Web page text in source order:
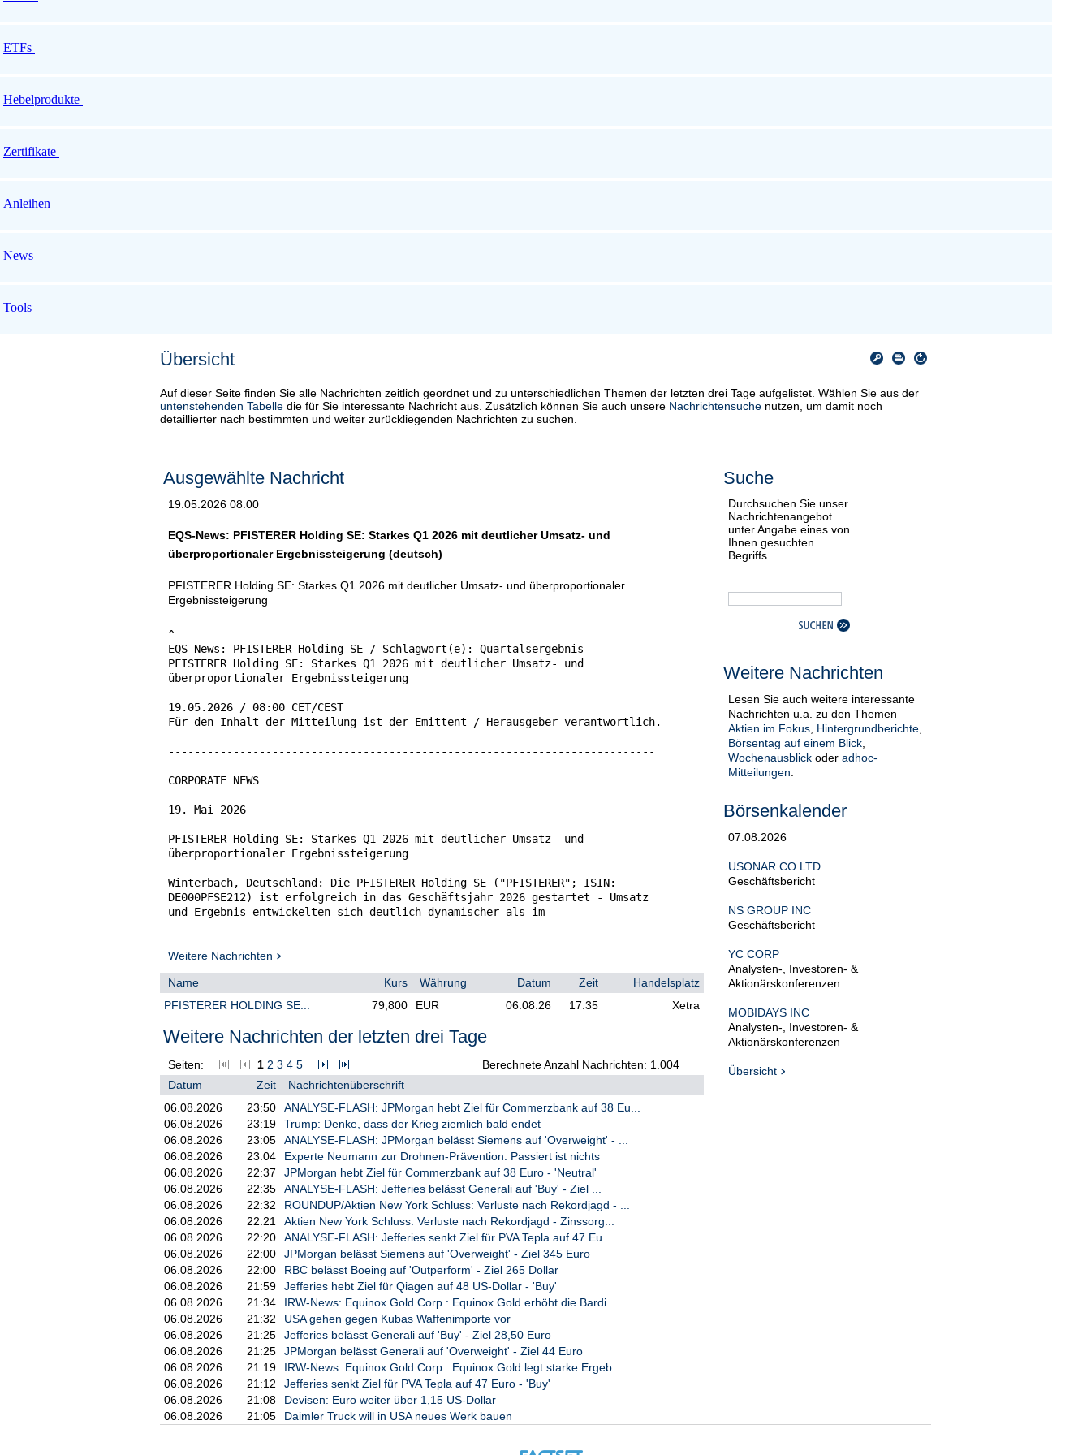
ETFs
Hebelprodukte
Zertifikate
Anleihen
News
Tools
Übersicht
Auf dieser Seite finden Sie alle Nachrichten zeitlich geordnet und zu unterschiedlichen Themen der letzten drei Tage aufgelistet. Wählen Sie aus der
untenstehenden Tabelle die für Sie interessante Nachricht aus. Zusätzlich können Sie auch unsere Nachrichtensuche nutzen, um damit noch
detaillierter nach bestimmten und weiter zurückliegenden Nachrichten zu suchen.
Ausgewählte Nachricht
19.05.2026 08:00
EQS-News: PFISTERER Holding SE: Starkes Q1 2026 mit deutlicher Umsatz- und
überproportionaler Ergebnissteigerung (deutsch)
PFISTERER Holding SE: Starkes Q1 2026 mit deutlicher Umsatz- und überproportionaler
Ergebnissteigerung
^
EQS-News: PFISTERER Holding SE / Schlagwort(e): Quartalsergebnis
PFISTERER Holding SE: Starkes Q1 2026 mit deutlicher Umsatz- und
überproportionaler Ergebnissteigerung
19.05.2026 / 08:00 CET/CEST
Für den Inhalt der Mitteilung ist der Emittent / Herausgeber verantwortlich.
---------------------------------------------------------------------------
CORPORATE NEWS
19. Mai 2026
PFISTERER Holding SE: Starkes Q1 2026 mit deutlicher Umsatz- und
überproportionaler Ergebnissteigerung
Winterbach, Deutschland: Die PFISTERER Holding SE ("PFISTERER"; ISIN:
DE000PFSE212) ist erfolgreich in das Geschäftsjahr 2026 gestartet - Umsatz
und Ergebnis entwickelten sich deutlich dynamischer als im
Der Konzernumsatz stieg im ersten Quartal 2026 gegenüber dem
Vorjahreszeitraum um 26,7 % auf 126,9 Mio. Euro. Wachstumstreiber waren alle
Produktsegmente, die jeweils zum Umsatzanstieg beitrugen. Das bereinigte
EBITDA erhöhte sich überproportional um 32,1 % auf 27,7 Mio. Euro. Die
bereinigte EBITDA-Marge verbesserte sich auf 21,8 % nach 20,9 % im
Vorjahresquartal. Noch stärker entwickelte sich das Periodenergebnis, das um
57,7 % auf 18,5 Mio. Euro zulegte (Q1 2025: 11,7 Mio. Euro).
Der Auftragseingang erreichte im ersten Quartal 131,1 Mio. Euro und lag
damit erwartungsgemäß leicht unter dem hohen Vorjahreswert von 144,2 Mio.
Euro. Für das Gesamtjahr rechnet PFISTERER weiterhin mit Auftragseingängen
in etwa auf Vorjahresniveau und einer Book-to-Bill-Ratio von über 1. Der
Auftragsbestand erhöhte sich zum 31. März 2026 um 17,7 % auf 335,8 Mio. Euro
und unterstreicht die anhaltend hohe Nachfrage nach Lösungen des
Unternehmens.
Im Berichtszeitraum konnte PFISTERER mehrere strategisch bedeutende Projekte
vorantreiben. So erhielt das Unternehmen den Zuschlag zur Lieferung
elektrischer Anschlusstechnik für die Offshore-Windparks Nordlicht I und
Nordlicht II - die derzeit größten Offshore-Windparkprojekte Deutschlands.
PFISTERER verantwortet dabei die sichere elektrische Verbindung zwischen den
Windturbinen und dem Seekabelnetz.
Darüber hinaus eröffnete das Unternehmen in Riad ein neues Trainings- und
Installationszentrum. Mit dem Ausbau seiner Präsenz in Saudi-Arabien
unterstützt PFISTERER die Umsetzung der staatlichen Initiative "Saudi Vision
2030", die den Ausbau einer nachhaltigen Energieinfrastruktur vorsieht.
Ein weiterer Meilenstein war das Richtfest für das neue Qualifizierungs- und
Testzentrum für Hochspannungs-Gleichstromtechnologie (HVDC) am
Unternehmenssitz in Winterbach. Die Inbetriebnahme der Anlage ist für 2027
Marktbedingungen und des hohen Auftragsbestands bestätigt PFISTERER sowohl
Weitere Nachrichten
Name Kurs Währung Datum Zeit
Handelsplatz
PFISTERER HOLDING SE...
79,800 EUR 06.08.26 17:35 Xetra
Weitere Nachrichten der letzten drei Tage
Seiten: 1 2 3 4 5
Berechnete Anzahl Nachrichten: 1.004
Datum
Zeit
Nachrichtenüberschrift
06.08.2026
23:50
ANALYSE-FLASH: JPMorgan hebt Ziel für Commerzbank auf 38 Eu...
06.08.2026
23:19
Trump: Denke, dass der Krieg ziemlich bald endet
06.08.2026
23:05
ANALYSE-FLASH: JPMorgan belässt Siemens auf 'Overweight' - ...
06.08.2026
23:04
Experte Neumann zur Drohnen-Prävention: Passiert ist nichts
06.08.2026
22:37
JPMorgan hebt Ziel für Commerzbank auf 38 Euro - 'Neutral'
06.08.2026
22:35
ANALYSE-FLASH: Jefferies belässt Generali auf 'Buy' - Ziel ...
06.08.2026
22:32
ROUNDUP/Aktien New York Schluss: Verluste nach Rekordjagd - ...
06.08.2026
22:21
Aktien New York Schluss: Verluste nach Rekordjagd - Zinssorg...
06.08.2026
22:20
ANALYSE-FLASH: Jefferies senkt Ziel für PVA Tepla auf 47 Eu...
06.08.2026
22:00
JPMorgan belässt Siemens auf 'Overweight' - Ziel 345 Euro
06.08.2026
22:00
RBC belässt Boeing auf 'Outperform' - Ziel 265 Dollar
06.08.2026
21:59
Jefferies hebt Ziel für Qiagen auf 48 US-Dollar - 'Buy'
06.08.2026
21:34
IRW-News: Equinox Gold Corp.: Equinox Gold erhöht die Bardi...
06.08.2026
21:32
USA gehen gegen Kubas Waffenimporte vor
06.08.2026
21:25
Jefferies belässt Generali auf 'Buy' - Ziel 28,50 Euro
06.08.2026
21:25
JPMorgan belässt Generali auf 'Overweight' - Ziel 44 Euro
06.08.2026
21:19
IRW-News: Equinox Gold Corp.: Equinox Gold legt starke Ergeb...
06.08.2026
21:12
Jefferies senkt Ziel für PVA Tepla auf 47 Euro - 'Buy'
06.08.2026
21:08
Devisen: Euro weiter über 1,15 US-Dollar
06.08.2026
21:05 Daimler Truck will in USA neues Werk bauen
Suche
Durchsuchen Sie unser
Nachrichtenangebot
unter Angabe eines von
Ihnen gesuchten
Begriffs.
Weitere Nachrichten
Lesen Sie auch weitere interessante
Nachrichten u.a. zu den Themen
Aktien im Fokus Hintergrundberichte
Börsentag auf einem Blick
Wochenausblick oder adhoc-
Mitteilungen
Börsenkalender
07.08.2026
USONAR CO LTD
Geschäftsbericht
NS GROUP INC
Geschäftsbericht
YC CORP
Analysten-, Investoren- &
Aktionärskonferenzen
MOBIDAYS INC
Analysten-, Investoren- &
Aktionärskonferenzen
Übersicht